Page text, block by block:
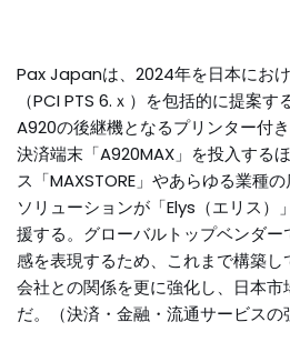
Pax Japanは、2024年を日本にお
（PCI PTS 6.ｘ）を包括的に提案す
A920の後継機となるプリンター付
決済端末「A920MAX」を投入する
ス「MAXSTORE」やあらゆる業種
ソリューションが「Elys（エリス）
援する。グローバルトップベンダー
感を表現するため、これまで構築
会社との関係を更に強化し、日本
だ。
（決済・金融・流通サービスの